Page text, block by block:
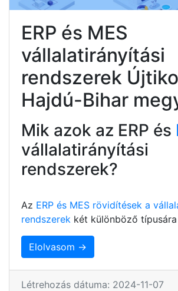
ERP és MES
vállalatirányítási
rendszerek
Hajdú-Bihar
Mik azok az ERP és
vállalatirányítási
rendszerek?
Az ERP és MES rövidítések a
rendszerek két különböző
Elolvasom →
Létrehozás dátuma: 2024-11-07